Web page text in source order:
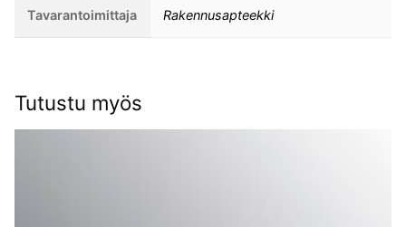
Tavarantoimittaja Rakennusapteekki
Tutustu myös